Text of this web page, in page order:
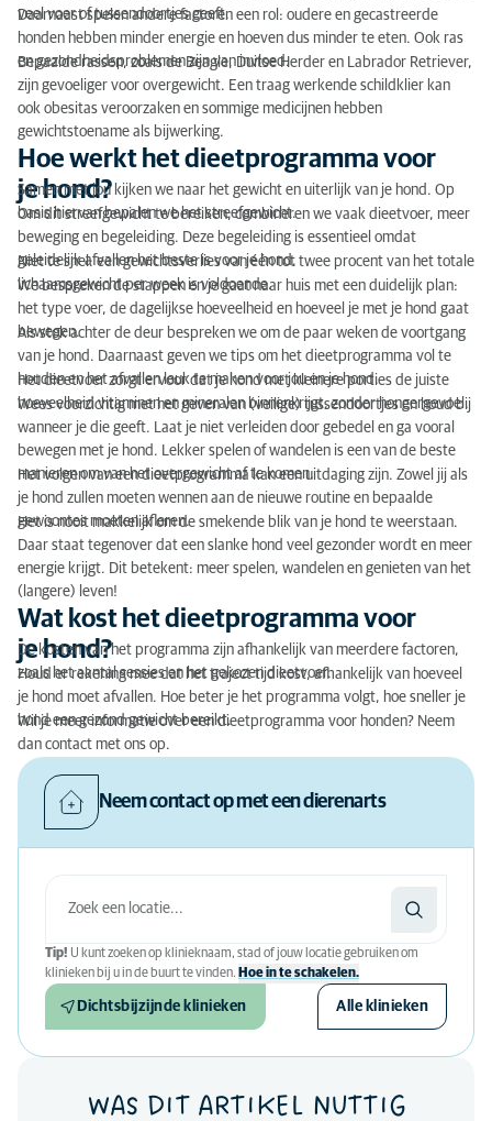
veel voer of tussendoortjes geeft.
Daarnaast spelen andere factoren een rol: oudere en gecastreerde
honden hebben minder energie en hoeven dus minder te eten. Ook ras
en gezondheidsproblemen zijn van invloed.
Bepaalde rassen, zoals de Beagle, Duitse Herder en Labrador Retriever,
zijn gevoeliger voor overgewicht. Een traag werkende schildklier kan
ook obesitas veroorzaken en sommige medicijnen hebben
gewichtstoename als bijwerking.
Hoe werkt het dieetprogramma voor
je hond?
Samen met jou kijken we naar het gewicht en uiterlijk van je hond. Op
basis hiervan bepalen we het streefgewicht.
Om dit streefgewicht te bereiken, combineren we vaak dieetvoer, meer
beweging en begeleiding. Deze begeleiding is essentieel omdat
geleidelijk afvallen het beste is voor je hond.
Niet te snel: een gewichtsverlies van één tot twee procent van het totale
lichaamsgewicht per week is voldoende.
We bespreken de stappen en je gaat naar huis met een duidelijk plan:
het type voer, de dagelijkse hoeveelheid en hoeveel je met je hond gaat
bewegen.
Als stok achter de deur bespreken we om de paar weken de voortgang
van je hond. Daarnaast geven we tips om het dieetprogramma vol te
houden en het afvallen leuk te maken voor jou en je hond.
Het dieetvoer zorgt ervoor dat je hond met kleinere porties de juiste
hoeveelheid vitaminen en mineralen binnenkrijgt, zonder hongergevoel.
Wees voorzichtig met het geven van (veilige) tussendoortjes en houd bij
wanneer je die geeft. Laat je niet verleiden door gebedel en ga vooral
bewegen met je hond. Lekker spelen of wandelen is een van de beste
manieren om van het overgewicht af te komen.
Het volgen van een dieetprogramma kan een uitdaging zijn. Zowel jij als
je hond zullen moeten wennen aan de nieuwe routine en bepaalde
gewoontes moeten afleren.
Het is nooit makkelijk om de smekende blik van je hond te weerstaan.
Daar staat tegenover dat een slanke hond veel gezonder wordt en meer
energie krijgt. Dit betekent: meer spelen, wandelen en genieten van het
(langere) leven!
Wat kost het dieetprogramma voor
je hond?
De kosten van het programma zijn afhankelijk van meerdere factoren,
zoals het aantal sessies en het gekozen dieetvoer.
Houd er rekening mee dat het traject tijd kost, afhankelijk van hoeveel
je hond moet afvallen. Hoe beter je het programma volgt, hoe sneller je
hond een gezond gewicht bereikt.
Wil je meer informatie over een dieetprogramma voor honden? Neem
dan contact met ons op.
Neem contact op met een dierenarts
Tip! U kunt zoeken op klinieknaam, stad of jouw locatie gebruiken om
klinieken bij u in de buurt te vinden. Hoe in te schakelen.
Dichtsbijzijnde klinieken Alle klinieken
WAS DIT ARTIKEL NUTTIG